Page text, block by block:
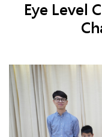
Eye Level